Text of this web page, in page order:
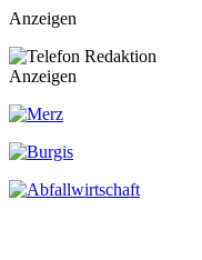
Anzeigen
Anzeigen